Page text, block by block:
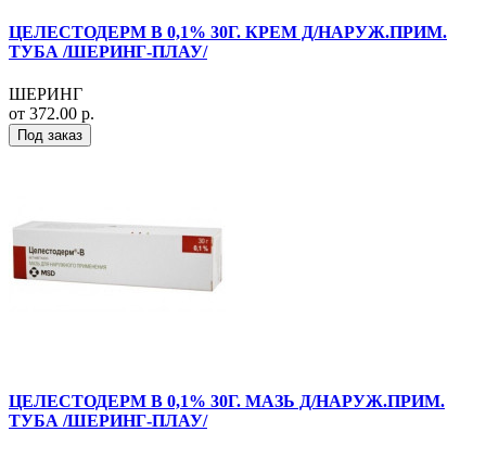
ЦЕЛЕСТОДЕРМ В 0,1% 30Г. КРЕМ Д/НАРУЖ.ПРИМ.
ТУБА /ШЕРИНГ-ПЛАУ/
ШЕРИНГ
от 372.00 р.
Под заказ
ЦЕЛЕСТОДЕРМ В 0,1% 30Г. МАЗЬ Д/НАРУЖ.ПРИМ.
ТУБА /ШЕРИНГ-ПЛАУ/